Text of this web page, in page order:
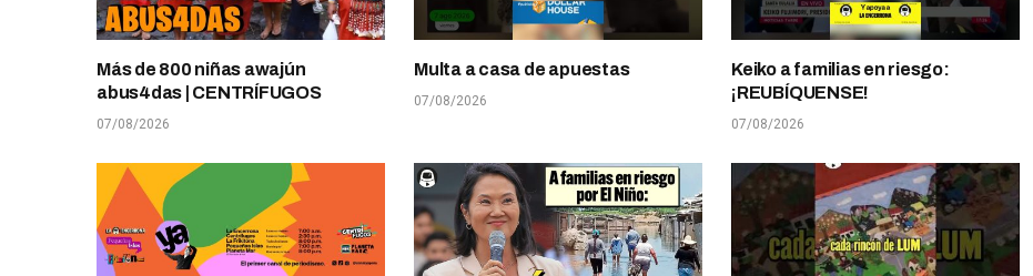
Más de 800 niñas awajún
abus4das | CENTRÍFUGOS
07/08/2026
Multa a casa de apuestas
07/08/2026
Keiko a familias en riesgo:
¡REUBÍQUENSE!
07/08/2026